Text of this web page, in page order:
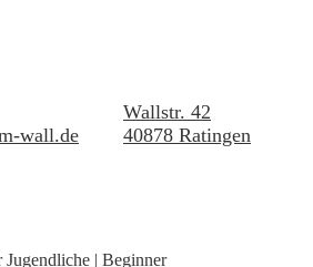
wall.de
Wallstr. 42
40878 Ratingen
Jugendliche | Beginner